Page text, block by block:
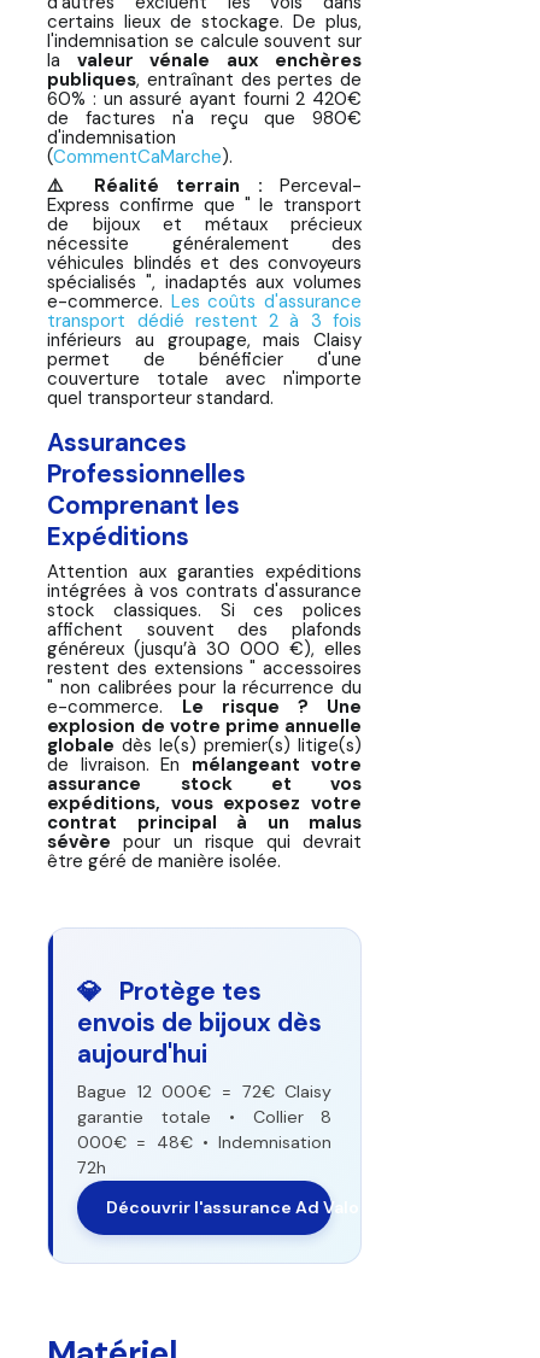
certains lieux de stockage. De plus,
l'indemnisation se calcule souvent sur
la valeur vénale aux enchères
publiques, entraînant des pertes de
60% : un assuré ayant fourni 2 420€
de factures n'a reçu que 980€
d'indemnisation
(CommentCaMarche).
⚠️ Réalité terrain : Perceval-
Express confirme que " le transport
de bijoux et métaux précieux
nécessite généralement des
véhicules blindés et des convoyeurs
spécialisés ", inadaptés aux volumes
e-commerce. Les coûts d'assurance
transport dédié restent 2 à 3 fois
inférieurs au groupage, mais Claisy
permet de bénéficier d'une
couverture totale avec n'importe
quel transporteur standard.
Assurances
Professionnelles
Comprenant les
Expéditions
Attention aux garanties expéditions
intégrées à vos contrats d'assurance
stock classiques. Si ces polices
affichent souvent des plafonds
généreux (jusqu’à 30 000 €), elles
restent des extensions " accessoires
" non calibrées pour la récurrence du
e-commerce. Le risque ?
Une
explosion de votre prime annuelle
globale dès le(s) premier(s) litige(s)
de livraison. En mélangeant votre
assurance stock et vos
expéditions, vous exposez votre
contrat principal à un malus
sévère pour un risque qui devrait
être géré de manière isolée.
💎 Protège tes
envois de bijoux dès
aujourd'hui
Bague 12 000€ = 72€ Claisy
garantie totale • Collier 8
000€ = 48€ • Indemnisation
72h
Découvrir l'assurance Ad Valorem Bijoux